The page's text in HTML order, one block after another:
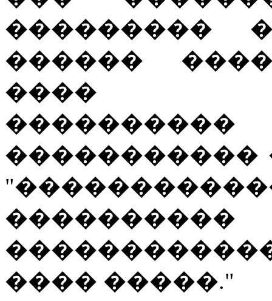
���������
������
����
�����������
���� �����."